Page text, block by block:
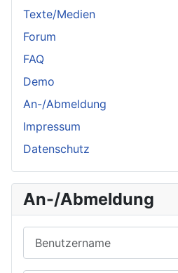
Texte/Medien
Forum
FAQ
Demo
An-/Abmeldung
Impressum
Datenschutz
An-/Abmeldung